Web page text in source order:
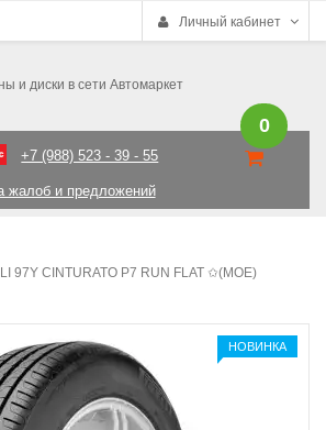
Личный кабинет
и диски в сети Автомаркет
+7 (988) 523 - 39 - 55
жалоб и предложений
0
97Y CINTURATO P7 RUN FLAT ✩(MOE)
НОВИНКА